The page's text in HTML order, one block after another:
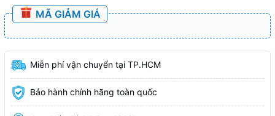
MÃ GIẢM GIÁ
Miễn phí vận chuyển tại TP.HCM
Bảo hành chính hãng toàn quốc